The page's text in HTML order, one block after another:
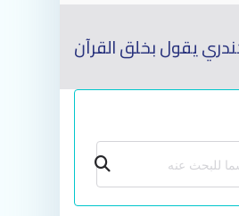
يقول بخلق القرآن
بحث